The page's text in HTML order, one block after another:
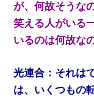
が、何故そうな
笑える人がいる
いるのは何故な
光連合：それは
は、いくつもの